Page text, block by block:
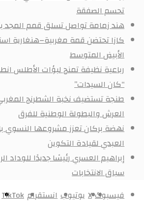
تحسم الصفقة
هند زمامة تواصل تسلق قمم
كازا تحتضن قمة مغربية–هنغارية
الأبيض المتوسط
رباعية نظيفة تمنح لبؤات الأطلس
“كان السيدات”
طنجة تستضيف نخبة الشطرنج
العرش والبطولة الوطنية للفرق
نهضة بركان تعزز مشروعها النسوي
العبدي لقيادة التكوين
إبراهيم العسري رئيسًا جديدًا للوداد
سباق الانتخابات
فيسبوك X يوتيوب انستقرام ‫TikTok